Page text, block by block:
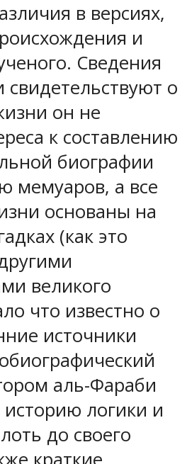
в версиях,
и
Сведения
о
он не
к составлению
биографии
мемуаров, а все
основаны на
(как это
великого
что известно о
источники
аль-Фараби
логики и
до своего